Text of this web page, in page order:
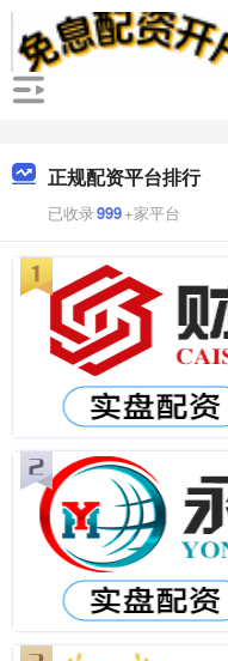
正规配资平台排行
已收录999+家平台